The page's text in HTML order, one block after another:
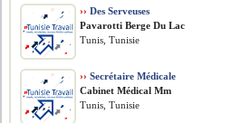
›› Des Serveuses
Pavarotti Berge Du Lac
Tunis, Tunisie
›› Secrétaire Médicale
Cabinet Médical Mm
Tunis, Tunisie